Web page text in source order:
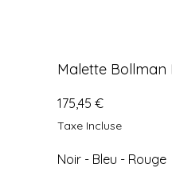
Malette Bollman
175,45 €Prix
Taxe Incluse
Noir - Bleu - Rouge